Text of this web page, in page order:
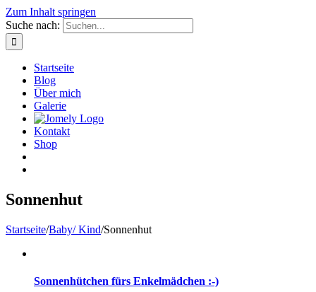
Zum Inhalt springen
Suche nach:
Startseite
Blog
Über mich
Galerie
Kontakt
Shop
Sonnenhut
Startseite/Baby/ Kind/Sonnenhut
Sonnenhütchen fürs Enkelmädchen :-)